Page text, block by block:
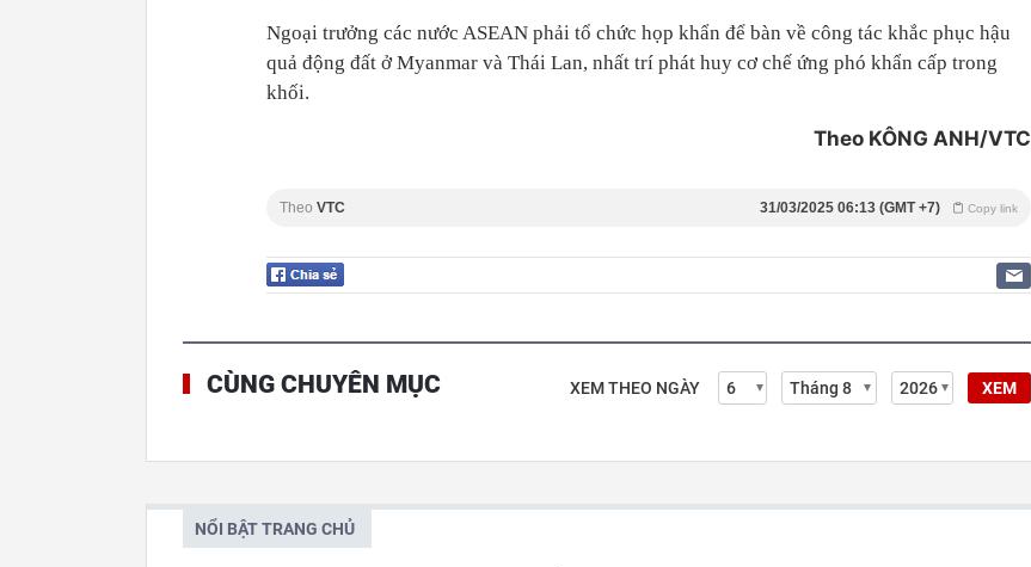
Ngoại trưởng các nước ASEAN phải tổ chức họp khẩn để bàn về công tác khắc phục hậu
quả động đất ở Myanmar và Thái Lan, nhất trí phát huy cơ chế ứng phó khẩn cấp trong
khối.
Theo KÔNG ANH/VTC
Theo VTC Copy link
31/03/2025 06:13 (GMT +7)
CÙNG CHUYÊN MỤC XEM THEO NGÀY XEM
NỔI BẬT TRANG CHỦ